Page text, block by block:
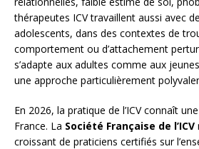
thérapeutes ICV travaillent aussi avec
adolescents, dans des contextes de
comportement ou d’attachement
s’adapte aux adultes comme aux
une approche particulièrement
En 2026, la pratique de l’ICV connaît
France. La Société Française de l’ICV
croissant de praticiens certifiés sur